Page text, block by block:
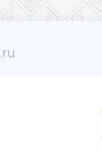
.ru